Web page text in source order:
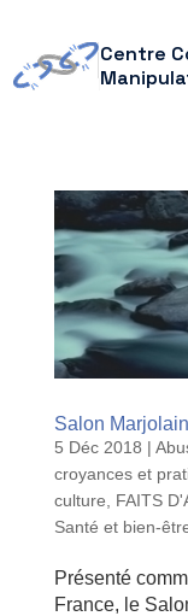
Centre
Salon
5 Déc 2018 |
croyances et
culture
FAITS
Santé et bien-
Présenté
France, le